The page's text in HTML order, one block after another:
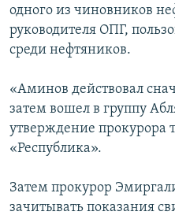
одного из чиновников
руководителя ОПГ,
среди нефтяников.
«Аминов действовал
затем вошел в группу
утверждение прокурора
«Республика».
Затем прокурор
зачитывать показания